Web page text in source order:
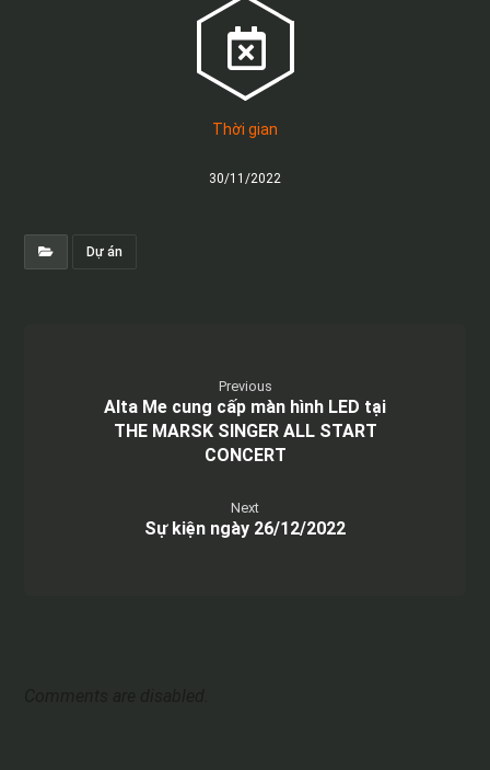
Thời gian
30/11/2022
Dự án
Previous
Alta Me cung cấp màn hình LED tại
THE MARSK SINGER ALL START
CONCERT
Next
Sự kiện ngày 26/12/2022